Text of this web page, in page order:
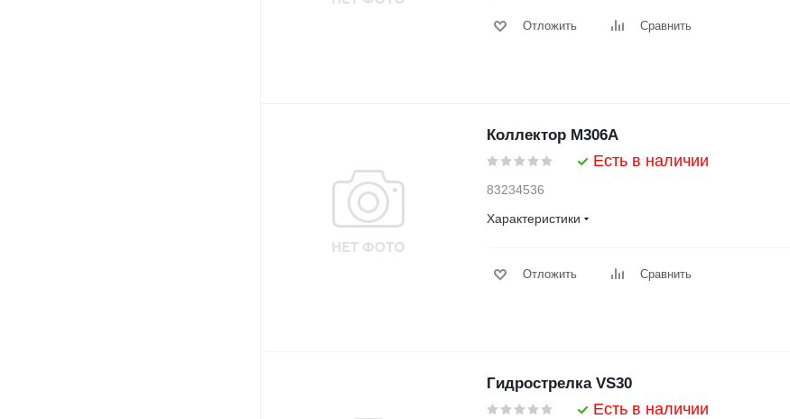
Отложить Сравнить
Коллектор M306A
Есть в наличии
83234536
Характеристики
Отложить Сравнить
Гидрострелка VS30
Есть в наличии